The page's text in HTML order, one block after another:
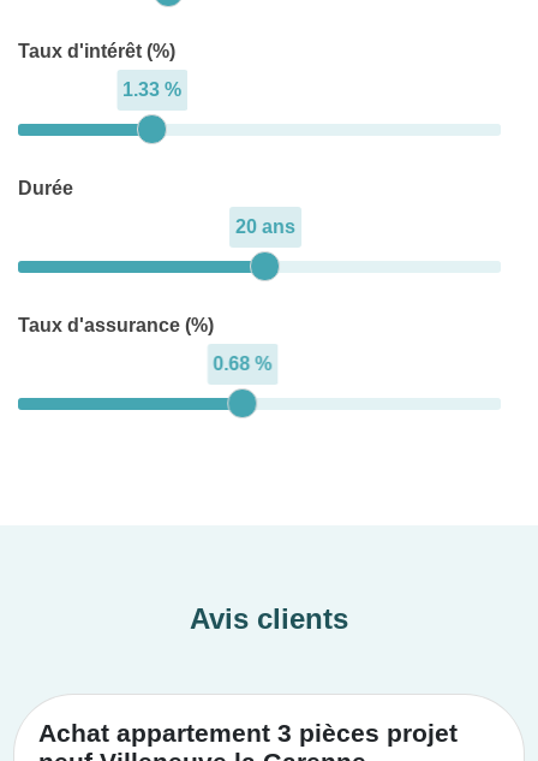
Taux d'intérêt (%)
1.33 %
Durée
20 ans
Taux d'assurance (%)
0.68 %
Avis clients
Achat appartement 3 pièces projet